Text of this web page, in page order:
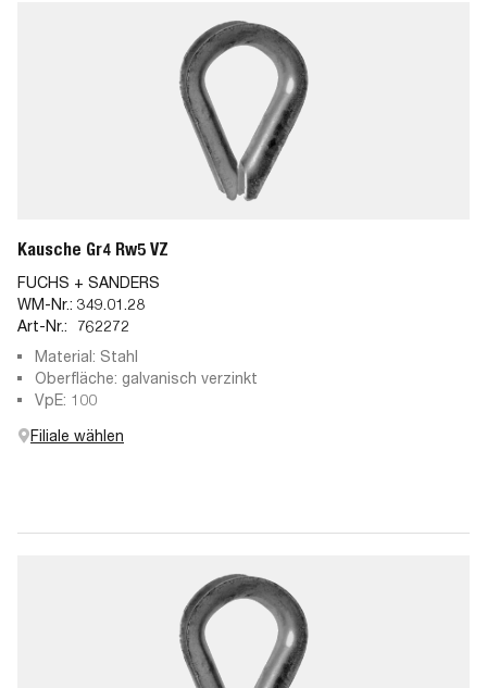
Kausche Gr4 Rw5 VZ
FUCHS + SANDERS
WM-Nr.: 349.01.28
Art-Nr.:
762272
Material: Stahl
Oberfläche: galvanisch verzinkt
VpE: 100
Filiale wählen